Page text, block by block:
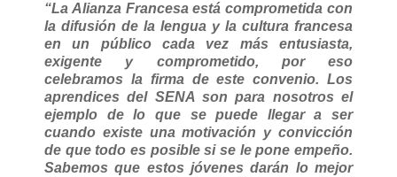
“La Alianza Francesa está comprometida con
la difusión de la lengua y la cultura francesa
en un público cada vez más entusiasta,
exigente y comprometido, por eso
celebramos la firma de este convenio. Los
aprendices del SENA son para nosotros el
ejemplo de lo que se puede llegar a ser
cuando existe una motivación y convicción
de que todo es posible si se le pone empeño.
Sabemos que estos jóvenes darán lo mejor